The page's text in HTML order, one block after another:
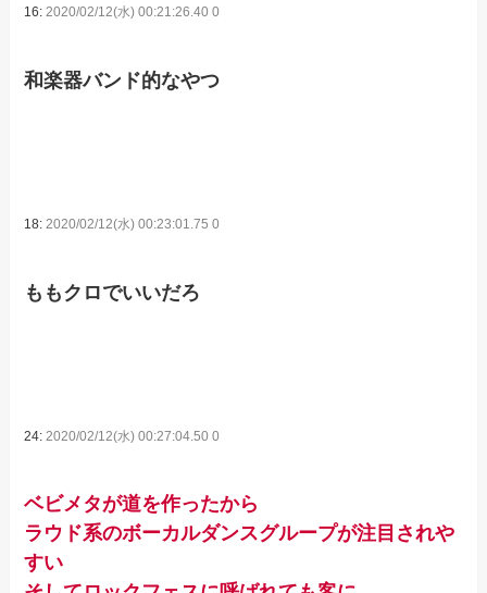
16:2020/02/12(水) 00:21:26.40 0
和楽器バンド的なやつ
18:2020/02/12(水) 00:23:01.75 0
ももクロでいいだろ
24: 2020/02/12(水) 00:27:04.50 0
ベビメタが道を作ったから
ラウド系のボーカルダンスグループが注目されや
すい